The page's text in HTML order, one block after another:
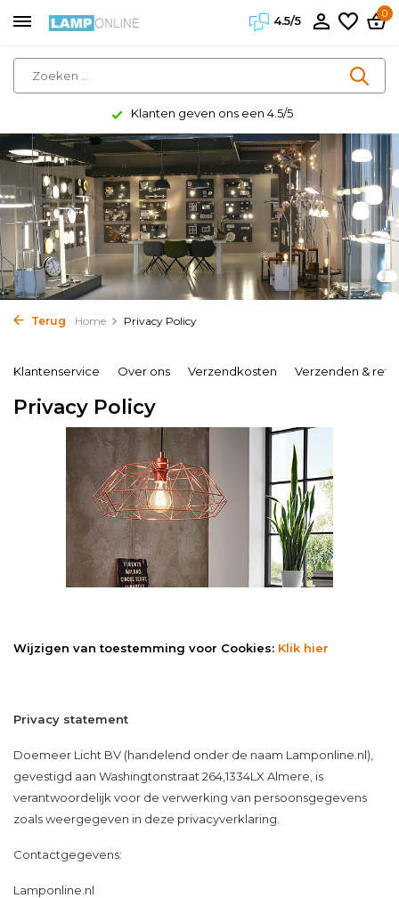
4.5/5
0
Klanten geven ons een 4.5/5
Terug Home Privacy Policy
Klantenservice Over ons Verzendkosten Verzenden &
Privacy Policy
Wijzigen van toestemming voor Cookies: Klik hier
Privacy statement
Doemeer Licht BV (handelend onder de naam Lamponline.nl),
gevestigd aan Washingtonstraat 264,1334LX Almere, is
verantwoordelijk voor de verwerking van persoonsgegevens
zoals weergegeven in deze privacyverklaring.
Contactgegevens:
Lamponline.nl